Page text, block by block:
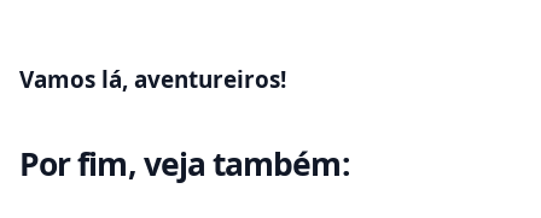
Vamos lá, aventureiros!
Por fim, veja também: